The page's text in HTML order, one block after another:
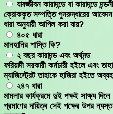
যাবজ্জীবন কারাদন্ডে বা কারাদন্ডে
ক্রোককৃত সম্পত্তি পুনরুদ্ধারের
ধারা অনুযায়ী আপিল করা যায়?
৪০৫ ধারা
মানহানির শাস্তি কি?
২ বছর কারাদন্ড এবং অর্থদন্ড
ফরিয়াদী সরকারী কর্মচারী হইলে এবং
ম্যাজিস্ট্রেট তাহাকে হাজিরা হইতে
২৪৭ ধারা
মামলার কার্যক্রমে দুই পক্ষই সাক্ষ্য
প্রমাণের দায়িত্ব সেই পক্ষের উপর